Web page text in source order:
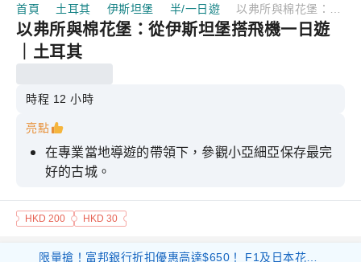
首頁 土耳其 伊斯坦堡 半/一日遊
以弗所與棉花堡：從伊斯坦堡搭飛機一日遊
｜土耳其
時程 12 小時
亮點
在專業當地導遊的帶領下，參觀小亞細亞保存最完
好的古城。
決定你想去的地方，並專注於你感興趣的景點。
在棉花堡的溫泉裡游泳，參觀古城希拉波利斯。
HKD 200 HKD 30